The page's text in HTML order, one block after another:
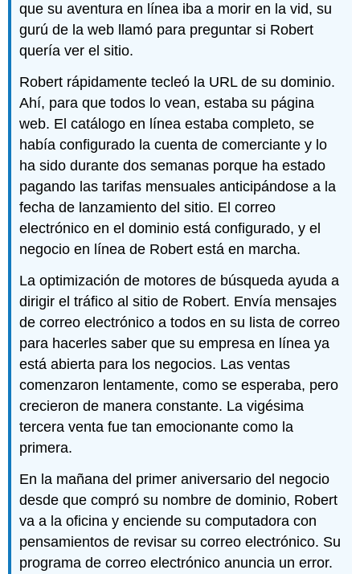
que su aventura en línea iba a morir en la vid, su
gurú de la web llamó para preguntar si Robert
quería ver el sitio.
Robert rápidamente tecleó la URL de su dominio.
Ahí, para que todos lo vean, estaba su página
web. El catálogo en línea estaba completo, se
había configurado la cuenta de comerciante y lo
ha sido durante dos semanas porque ha estado
pagando las tarifas mensuales anticipándose a la
fecha de lanzamiento del sitio. El correo
electrónico en el dominio está configurado, y el
negocio en línea de Robert está en marcha.
La optimización de motores de búsqueda ayuda a
dirigir el tráfico al sitio de Robert. Envía mensajes
de correo electrónico a todos en su lista de correo
para hacerles saber que su empresa en línea ya
está abierta para los negocios. Las ventas
comenzaron lentamente, como se esperaba, pero
crecieron de manera constante. La vigésima
tercera venta fue tan emocionante como la
primera.
En la mañana del primer aniversario del negocio
desde que compró su nombre de dominio, Robert
va a la oficina y enciende su computadora con
pensamientos de revisar su correo electrónico. Su
programa de correo electrónico anuncia un error.